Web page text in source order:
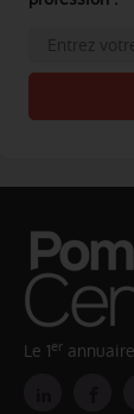
Le 1er